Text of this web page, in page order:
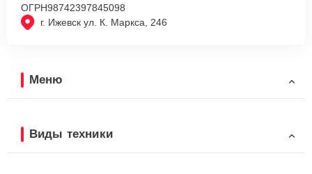
г. Ижевск ул. К. Маркса, 246
ОГРН98742397845098
Меню
Виды техники